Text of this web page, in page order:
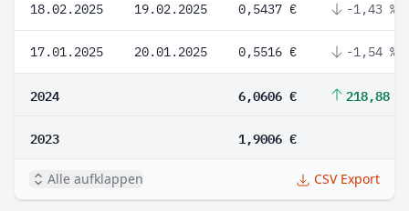
18.02.2025 19.02.2025 0,5437 € -1,43 %
17.01.2025 20.01.2025 0,5516 € -1,54 %
2024 6,0606 € 218,88 %
2023 1,9006 €
Alle aufklappen CSV Export